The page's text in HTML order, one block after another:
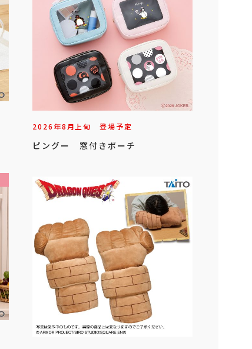
2026年8月上旬 登場予定
ピングー 窓付きポーチ